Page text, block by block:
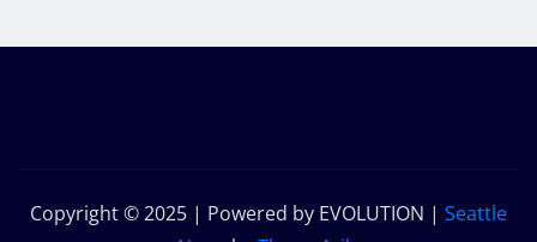
Copyright © 2025 | Powered by EVOLUTION | Seattle